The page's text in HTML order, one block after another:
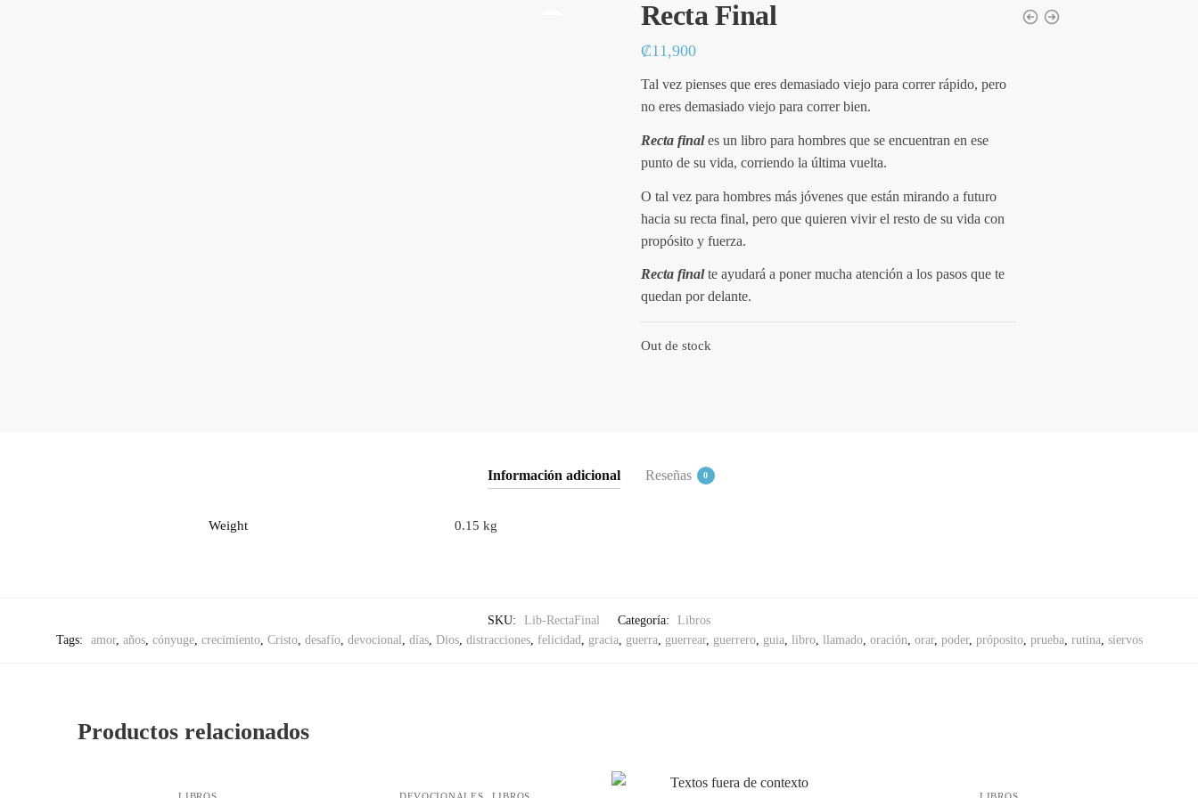
Recta Final
₡11,900
Tal vez pienses que eres demasiado viejo para correr rápido, pero
no eres demasiado viejo para correr bien.
Recta final es un libro para hombres que se encuentran en ese
punto de su vida, corriendo la última vuelta.
O tal vez para hombres más jóvenes que están mirando a futuro
hacia su recta final, pero que quieren vivir el resto de su vida con
propósito y fuerza.
Recta final te ayudará a poner mucha atención a los pasos que te
quedan por delante.
Out de stock
Información adicional Reseñas 0
Weight 0.15 kg
SKU: Lib-RectaFinal Categoría:
Libros
Tags:
amor, años, cónyuge, crecimiento, Cristo, desafío, devocional , días, Dios, distracciones, felicidad, gracia, guerra, guerrear, guerrero, guia, libro, llamado, oración, orar, poder, próposito, prueba, rutina, siervos
Productos relacionados